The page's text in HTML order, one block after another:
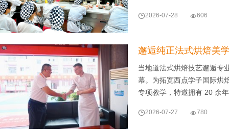
2026-07-28 606
邂逅纯正法式烘焙美
当地道法式烘焙技艺邂逅专
幕。为拓宽西点学子国际烘
专项教学，特邀拥有 20 余
2026-07-27 780